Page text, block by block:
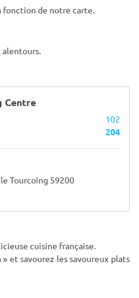
fonction de notre carte.
alentours.
Centre
102
204
Tourcoing 59200
cuisine française.
et savourez les savoureux plats